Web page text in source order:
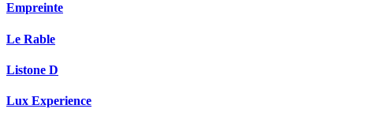
Empreinte
Le Rable
Listone D
Lux Experience